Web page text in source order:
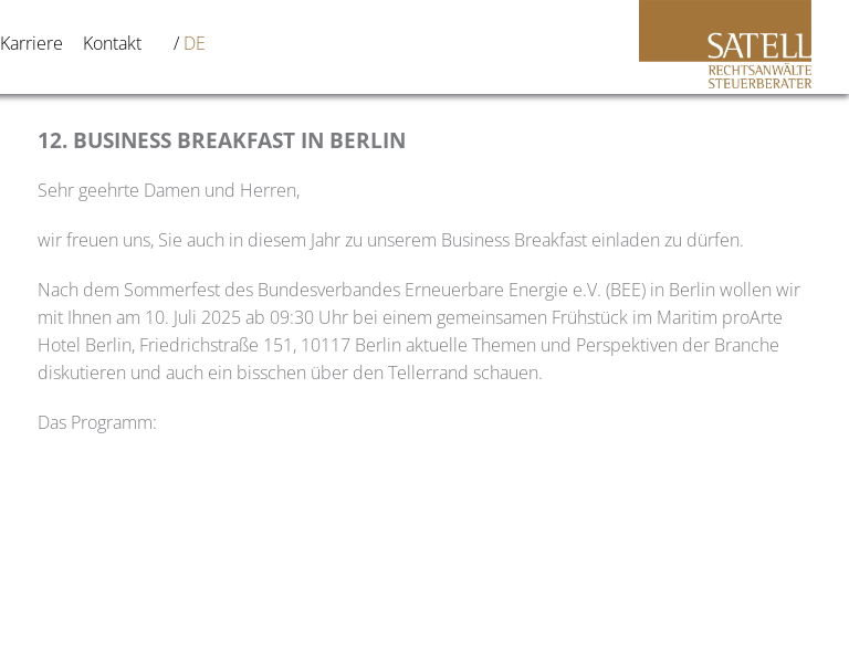
Karriere Kontakt DE
12. BUSINESS BREAKFAST IN BERLIN
Sehr geehrte Damen und Herren,
wir freuen uns, Sie auch in diesem Jahr zu unserem Business Breakfast einladen zu dürfen.
Nach dem Sommerfest des Bundesverbandes Erneuerbare Energie e.V. (BEE) in Berlin wollen wir
mit Ihnen am 10. Juli 2025 ab 09:30 Uhr bei einem gemeinsamen Frühstück im Maritim proArte
Hotel Berlin, Friedrichstraße 151, 10117 Berlin aktuelle Themen und Perspektiven der Branche
diskutieren und auch ein bisschen über den Tellerrand schauen.
Das Programm: